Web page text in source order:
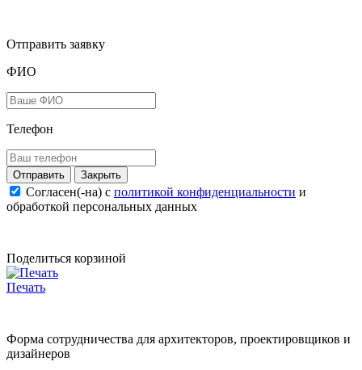
Отправить заявку
ФИО
Телефон
Закрыть
Согласен(-на) c политикой конфиденциальности и
обработкой персональных данных
Поделиться корзиной
Печать
Форма сотрудничества для архитекторов, проектировщиков и
дизайнеров